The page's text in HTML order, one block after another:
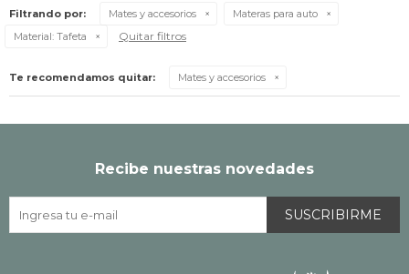
Filtrando por: Mates y accesorios
Materas para auto
Material: Tafeta Quitar filtros
Te recomendamos quitar: Mates y accesorios
Recibe nuestras novedades
SUSCRIBIRME